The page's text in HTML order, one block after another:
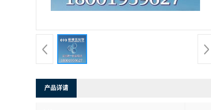
产品详请